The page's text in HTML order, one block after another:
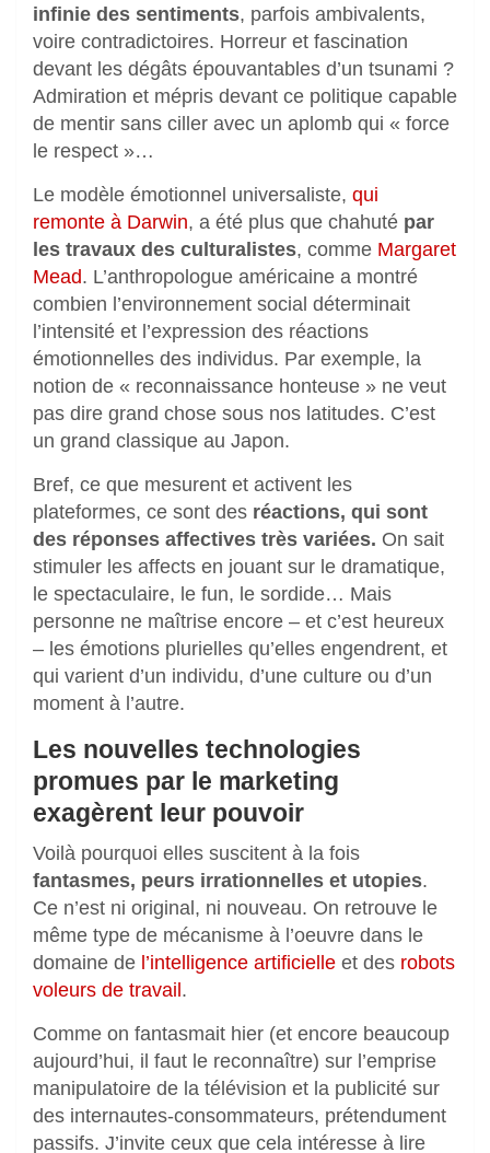
infinie des sentiments, parfois ambivalents,
voire contradictoires. Horreur et fascination
devant les dégâts épouvantables d’un tsunami ?
Admiration et mépris devant ce politique capable
de mentir sans ciller avec un aplomb qui « force
le respect »…
Le modèle émotionnel universaliste, qui
remonte à Darwin, a été plus que chahuté par
les travaux des culturalistes, comme Margaret
Mead. L’anthropologue américaine a montré
combien l’environnement social déterminait
l’intensité et l’expression des réactions
émotionnelles des individus. Par exemple, la
notion de « reconnaissance honteuse » ne veut
pas dire grand chose sous nos latitudes. C’est
un grand classique au Japon.
Bref, ce que mesurent et activent les
plateformes, ce sont des réactions, qui sont
des réponses affectives très variées. On sait
stimuler les affects en jouant sur le dramatique,
le spectaculaire, le fun, le sordide… Mais
personne ne maîtrise encore – et c’est heureux
– les émotions plurielles qu’elles engendrent, et
qui varient d’un individu, d’une culture ou d’un
moment à l’autre.
Les nouvelles technologies
promues par le marketing
exagèrent leur pouvoir
Voilà pourquoi elles suscitent à la fois
fantasmes, peurs irrationnelles et utopies.
Ce n’est ni original, ni nouveau. On retrouve le
même type de mécanisme à l’oeuvre dans le
domaine de l’intelligence artificielle et des robots
voleurs de travail .
Comme on fantasmait hier (et encore beaucoup
aujourd’hui, il faut le reconnaître) sur l’emprise
manipulatoire de la télévision et la publicité sur
des internautes-consommateurs, prétendument
passifs. J’invite ceux que cela intéresse à lire